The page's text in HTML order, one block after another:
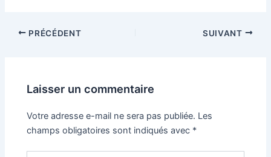
NavigationPRÉCÉDENT SUIVANT
Laisser un commentaire
Votre adresse e-mail ne sera pas publiée. Les
champs obligatoires sont indiqués avec *